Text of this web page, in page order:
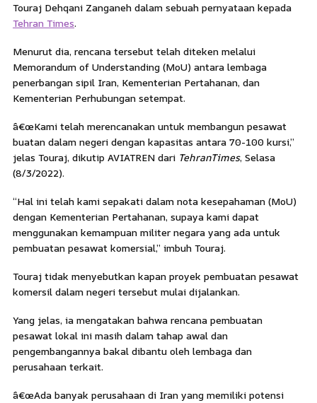
Touraj Dehqani Zanganeh dalam sebuah pernyataan kepada
Tehran Times.
Menurut dia, rencana tersebut telah diteken melalui
Memorandum of Understanding (MoU) antara lembaga
penerbangan sipil Iran, Kementerian Pertahanan, dan
Kementerian Perhubungan setempat.
â€œKami telah merencanakan untuk membangun pesawat
buatan dalam negeri dengan kapasitas antara 70-100 kursi,”
jelas Touraj, dikutip AVIATREN dari TehranTimes, Selasa
(8/3/2022).
“Hal ini telah kami sepakati dalam nota kesepahaman (MoU)
dengan Kementerian Pertahanan, supaya kami dapat
menggunakan kemampuan militer negara yang ada untuk
pembuatan pesawat komersial,” imbuh Touraj.
Touraj tidak menyebutkan kapan proyek pembuatan pesawat
komersil dalam negeri tersebut mulai dijalankan.
Yang jelas, ia mengatakan bahwa rencana pembuatan
pesawat lokal ini masih dalam tahap awal dan
pengembangannya bakal dibantu oleh lembaga dan
perusahaan terkait.
â€œAda banyak perusahaan di Iran yang memiliki potensi